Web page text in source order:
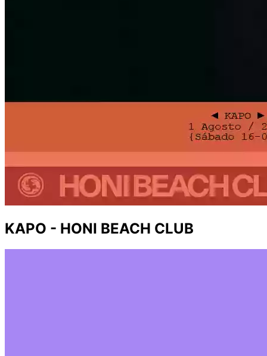
KAPO - HONI BEACH CLUB